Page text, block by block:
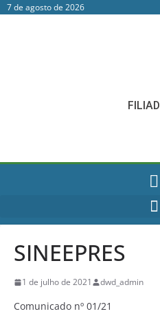
7 de agosto de 2026
SINEEPRES
1 de julho de 2021 dwd_admin
Comunicado nº 01/21